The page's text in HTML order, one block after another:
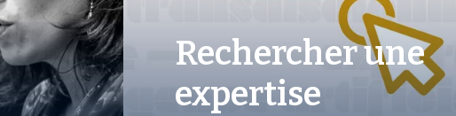
Rechercher une
expertise